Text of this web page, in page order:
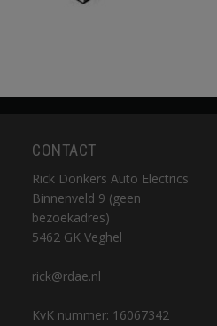
CONTACT
Rick Donkers Auto Electrics
Binnenveld 9 (geen
bezoekadres)
5462 GK Veghel
rick@rdae.nl
KvK nummer: 16067342